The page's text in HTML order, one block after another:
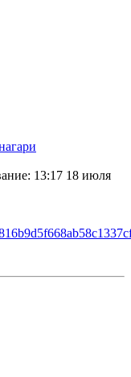
: 13:17 18 июля